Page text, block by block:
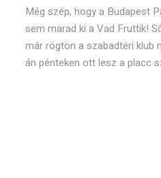
Még szép, hogy a Budapest
sem marad ki a Vad Fruttik!
már rögtön a szabadtéri klub
án pénteken ott lesz a placc